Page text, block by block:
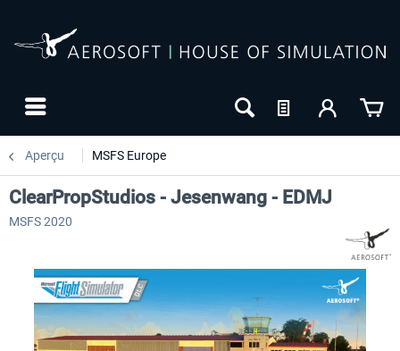
Aperçu MSFS Europe
ClearPropStudios - Jesenwang - EDMJ
MSFS 2020